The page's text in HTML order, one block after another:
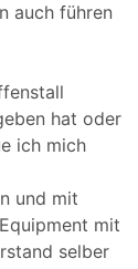
auch führen
hat oder
ich mich
und mit
mit
selber